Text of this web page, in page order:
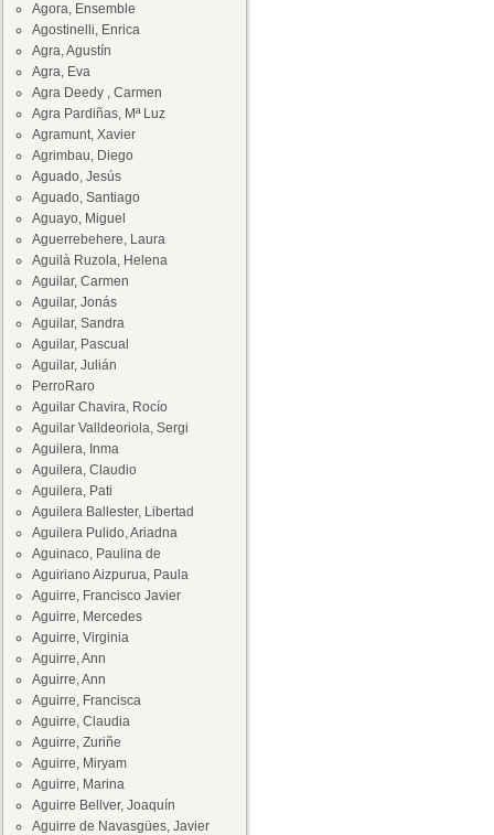
Agora, Ensemble
Agostinelli, Enrica
Agra, Agustín
Agra, Eva
Agra Deedy , Carmen
Agra Pardiñas, Mª Luz
Agramunt, Xavier
Agrimbau, Diego
Aguado, Jesús
Aguado, Santiago
Aguayo, Miguel
Aguerrebehere, Laura
Aguilà Ruzola, Helena
Aguilar, Carmen
Aguilar, Jonás
Aguilar, Sandra
Aguilar, Pascual
Aguilar, Julián
PerroRaro
Aguilar Chavira, Rocío
Aguilar Valldeoriola, Sergi
Aguilera, Inma
Aguilera, Claudio
Aguilera, Pati
Aguilera Ballester, Libertad
Aguilera Pulido, Ariadna
Aguinaco, Paulina de
Aguiriano Aizpurua, Paula
Aguirre, Francisco Javier
Aguirre, Mercedes
Aguirre, Virginia
Aguirre, Ann
Aguirre, Ann
Aguirre, Francisca
Aguirre, Claudia
Aguirre, Zuriñe
Aguirre, Miryam
Aguirre, Marina
Aguirre Bellver, Joaquín
Aguirre de Navasgües, Javier